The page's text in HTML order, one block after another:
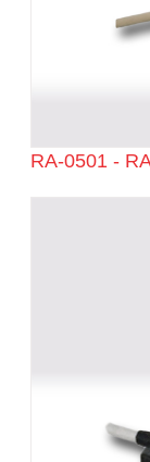
RA-0501 -